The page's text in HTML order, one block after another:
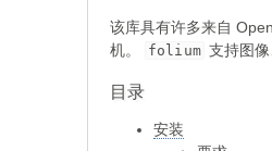
该库具有许多来自
机。
folium 支持图像
目录
安装